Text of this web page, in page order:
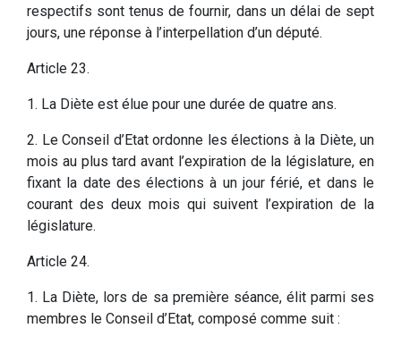
respectifs sont tenus de fournir, dans un délai de sept
jours, une réponse à l’interpellation d’un député.
Article 23.
1. La Diète est élue pour une durée de quatre ans.
2. Le Conseil d’Etat ordonne les élections à la Diète, un
mois au plus tard avant l’expiration de la législature, en
fixant la date des élections à un jour férié, et dans le
courant des deux mois qui suivent l’expiration de la
législature.
Article 24.
1. La Diète, lors de sa première séance, élit parmi ses
membres le Conseil d’Etat, composé comme suit :